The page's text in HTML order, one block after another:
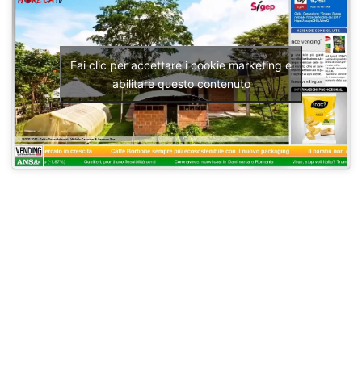
Fai clic per accettare i cookie marketing e
abilitare questo contenuto